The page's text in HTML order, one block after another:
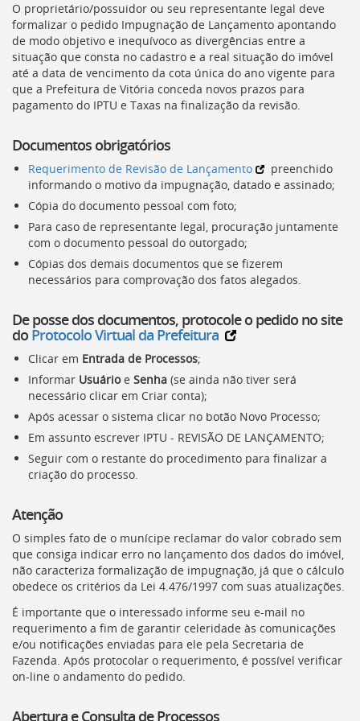
O proprietário/possuidor ou seu representante legal deve
formalizar o pedido Impugnação de Lançamento apontando
de modo objetivo e inequívoco as divergências entre a
situação que consta no cadastro e a real situação do imóvel
até a data de vencimento da cota única do ano vigente para
que a Prefeitura de Vitória conceda novos prazos para
pagamento do IPTU e Taxas na finalização da revisão.
Documentos obrigatórios
Requerimento de Revisão de Lançamento
preenchido
informando o motivo da impugnação, datado e assinado;
Cópia do documento pessoal com foto;
Para caso de representante legal, procuração juntamente
com o documento pessoal do outorgado;
Cópias dos demais documentos que se fizerem
necessários para comprovação dos fatos alegados.
De posse dos documentos, protocole o pedido no site
do Protocolo Virtual da Prefeitura
Clicar em Entrada de Processos;
Informar Usuárioe Senha (se ainda não tiver será
necessário clicar em Criar conta);
Após acessar o sistema clicar no botão Novo Processo;
Em assunto escrever IPTU - REVISÃO DE LANÇAMENTO;
Seguir com o restante do procedimento para finalizar a
criação do processo.
Atenção
O simples fato de o munícipe reclamar do valor cobrado sem
que consiga indicar erro no lançamento dos dados do imóvel,
não caracteriza formalização de impugnação, já que o cálculo
obedece os critérios da Lei 4.476/1997 com suas atualizações.
É importante que o interessado informe seu e-mail no
requerimento a fim de garantir celeridade às comunicações
e/ou notificações enviadas para ele pela Secretaria de
Fazenda. Após protocolar o requerimento, é possível verificar
on-line o andamento do pedido.
Abertura e Consulta de Processos